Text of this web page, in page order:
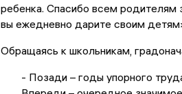
ребенка. Спасибо всем родителям
вы ежедневно дарите своим
Обращаясь к школьникам,
- Позади – годы упорного